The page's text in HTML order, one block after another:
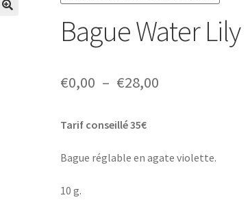
Bague Water Lily
€0,00 – €28,00Plage
€0,00
Tarif conseillé 35€
Bague réglable en agate violette.
10 g.